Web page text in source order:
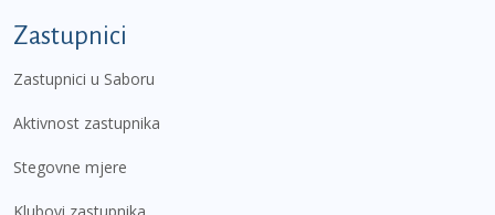
Zastupnici
Zastupnici u Saboru
Aktivnost zastupnika
Stegovne mjere